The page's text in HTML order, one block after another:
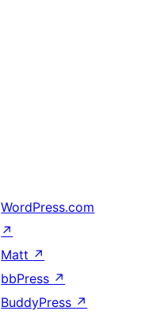
WordPress.com
↗
Matt ↗
bbPress ↗
BuddyPress ↗